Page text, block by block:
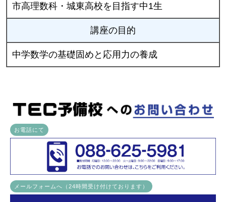
市高理数科・城東高校を目指す中1生
講座の目的
中学数学の基礎固めと応用力の養成
お電話にて
メールフォームへ（24時間受け付けております）